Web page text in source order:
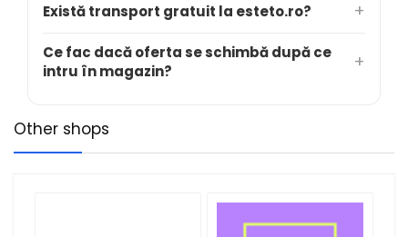
Există transport gratuit la esteto.ro?
Ce fac dacă oferta se schimbă după ce
intru în magazin?
Other shops